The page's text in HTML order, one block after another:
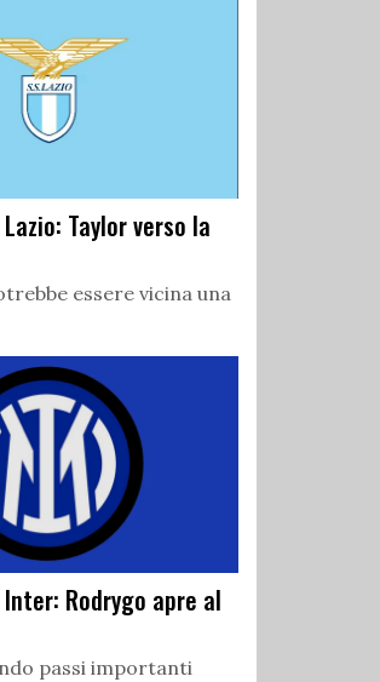
Taylor verso la
essere vicina una
Rodrygo apre al
passi importanti